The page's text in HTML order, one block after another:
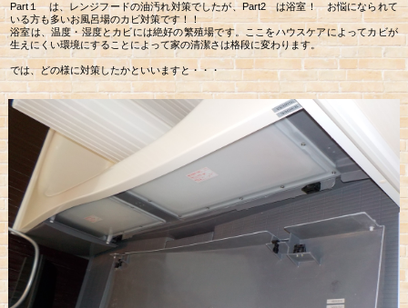
Part１ は、レンジフードの油汚れ対策でしたが、Part2 は浴室！ お悩になられて
いる方も多いお風呂場のカビ対策です！！
浴室は、温度・湿度とカビには絶好の繁殖場です。ここをハウスケアによってカビが
生えにくい環境にすることによって家の清潔さは格段に変わります。
では、どの様に対策したかといいますと・・・